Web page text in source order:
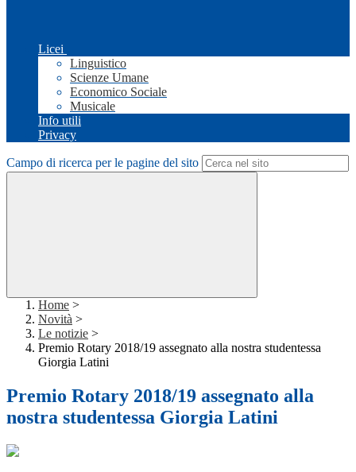
Licei
Linguistico
Scienze Umane
Economico Sociale
Musicale
Info utili
Privacy
Campo di ricerca per le pagine del sito
Home >
Novità >
Le notizie >
Premio Rotary 2018/19 assegnato alla nostra studentessa
Giorgia Latini
Premio Rotary 2018/19 assegnato alla
nostra studentessa Giorgia Latini